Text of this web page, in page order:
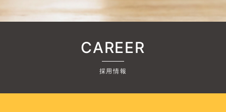
CAREER
採用情報